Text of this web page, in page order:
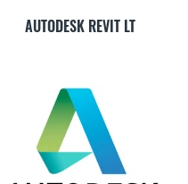
AUTODESK REVIT LT